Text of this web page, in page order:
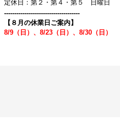
定休日：第２・第４・第５ 日曜日
-------------------------------------
【８月の休業日ご案内】
8/9（日）、8/23（日）、8/30（日）